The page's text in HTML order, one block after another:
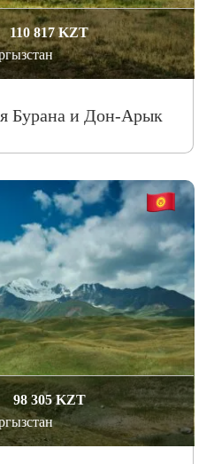
110 817 KZT
Бурана и Дон-Арык
98 305 KZT